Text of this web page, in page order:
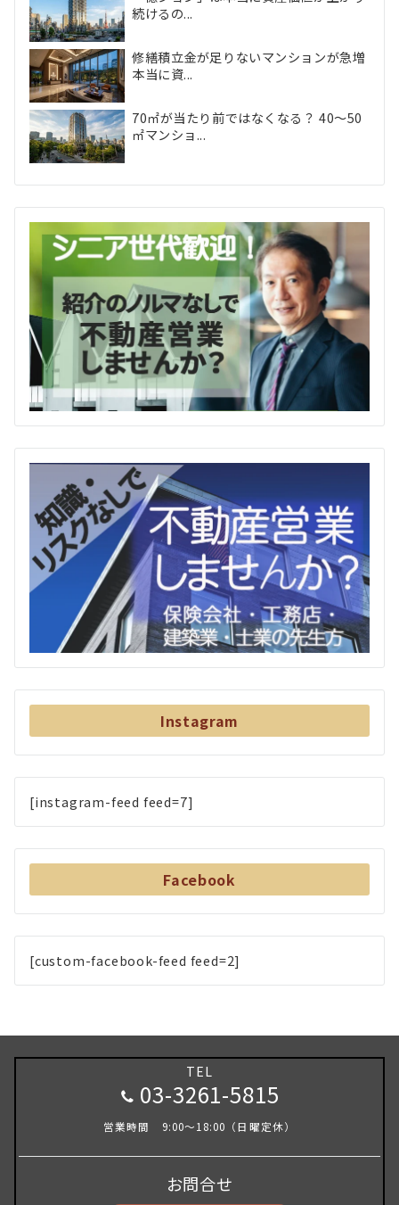
続けるの...
修繕積立金が足りないマンションが急増
本当に資...
70㎡が当たり前ではなくなる？ 40〜50
㎡マンショ...
Instagram
[instagram-feed feed=7]
Facebook
[custom-facebook-feed feed=2]
TEL
03-3261-5815
営業時間 9:00～18:00（日曜定休）
お問合せ